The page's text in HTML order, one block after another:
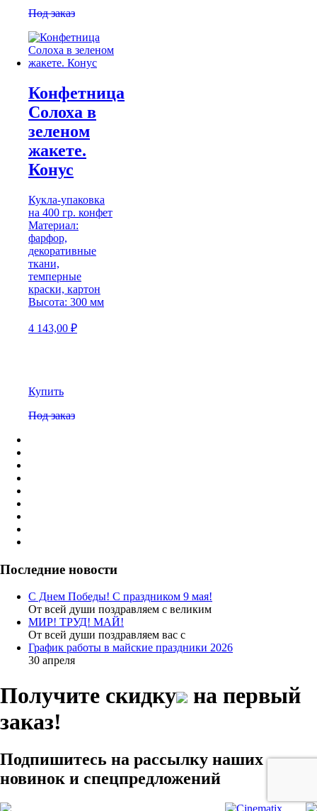
Под заказ
Конфетница
Солоха в
зеленом
жакете.
Конус
Кукла-упаковка
на 400 гр. конфет
Материал:
фарфор,
декоративные
ткани,
темперные
краски, картон
Высота: 300 мм
4 143,00 ₽
Купить
Под заказ
Последние новости
С Днем Победы! С праздником 9 мая!
От всей души поздравляем с великим
МИР! ТРУД! МАЙ!
От всей души поздравляем вас с
График работы в майские праздники 2026
30 апреля
Получите скидку
на первый
заказ!
Подпишитесь на рассылку наших
новинок и спецпредложений